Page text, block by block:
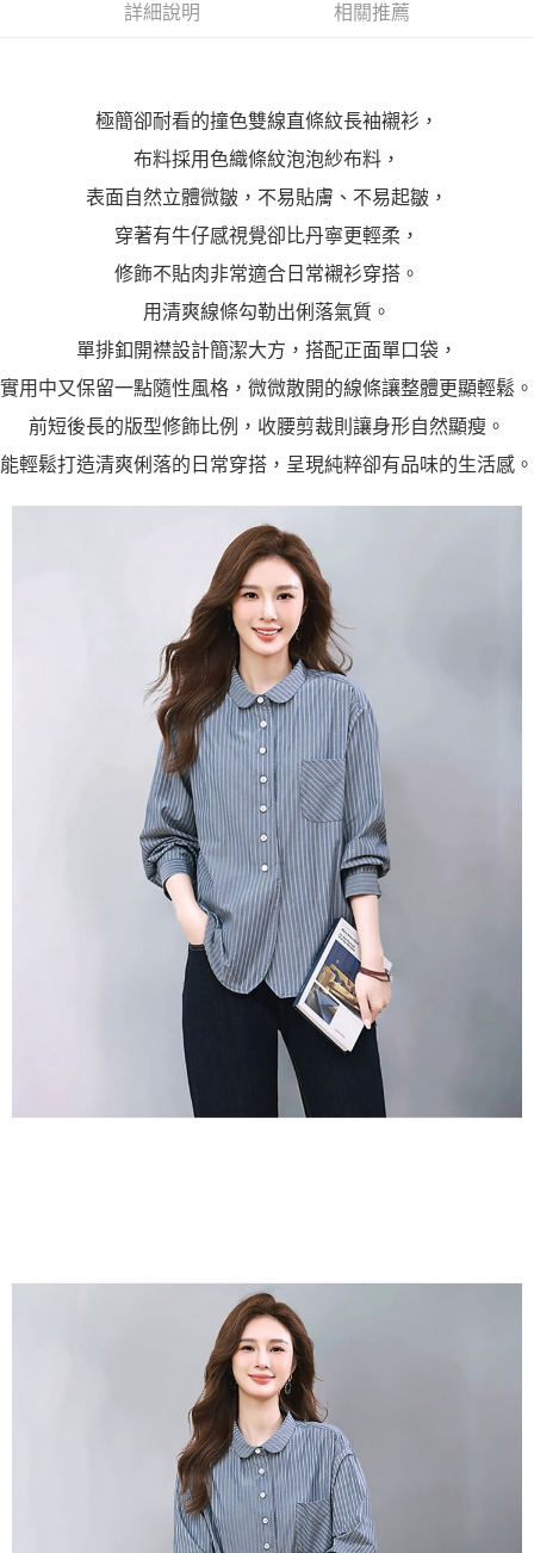
詳細說明 相關推薦
極簡卻耐看的撞色雙線直條紋長袖襯衫，
布料採用色織條紋泡泡紗布料，
表面自然立體微皺，不易貼膚、不易起皺，
穿著有牛仔感視覺卻比丹寧更輕柔，
修飾不貼肉非常適合日常襯衫穿搭。
用清爽線條勾勒出俐落氣質。
單排釦開襟設計簡潔大方，搭配正面單口袋，
實用中又保留一點隨性風格，微微散開的線條讓整體更顯輕鬆。
前短後長的版型修飾比例，收腰剪裁則讓身形自然顯瘦。
能輕鬆打造清爽俐落的日常穿搭，呈現純粹卻有品味的生活感。